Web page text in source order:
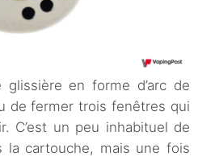
en forme d’arc de
de fermer trois fenêtres qui
C’est un peu inhabituel de
la cartouche, mais une fois